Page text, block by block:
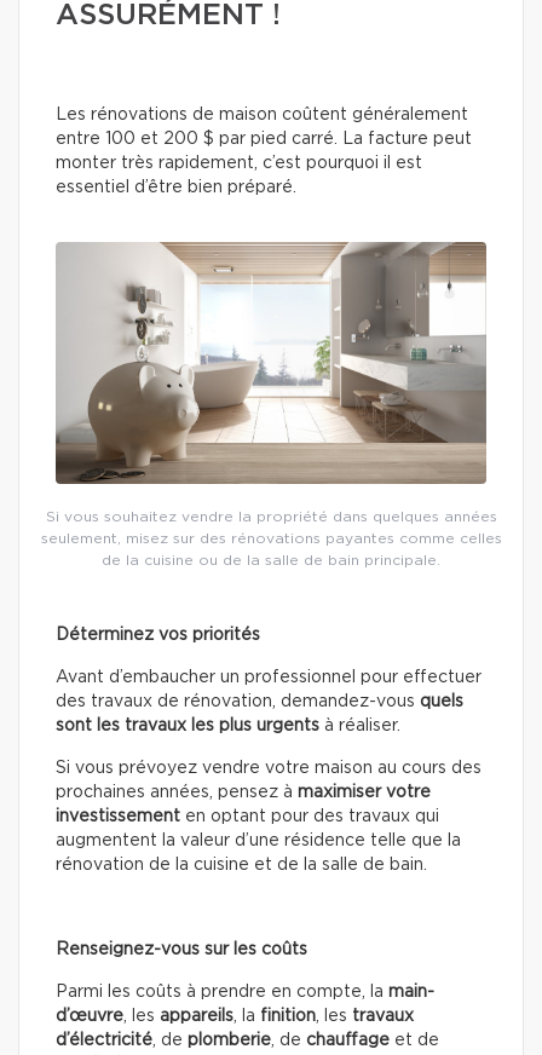
ASSURÉMENT !
Les rénovations de maison coûtent généralement
entre 100 et 200 $ par pied carré. La facture peut
monter très rapidement, c’est pourquoi il est
essentiel d’être bien préparé.
Si vous souhaitez vendre la propriété dans quelques années
seulement, misez sur des rénovations payantes comme celles
de la cuisine ou de la salle de bain principale.
Déterminez vos priorités
Avant d’embaucher un professionnel pour effectuer
des travaux de rénovation, demandez-vous quels
sont les travaux les plus urgents à réaliser.
Si vous prévoyez vendre votre maison au cours des
prochaines années, pensez à maximiser votre
investissement en optant pour des travaux qui
augmentent la valeur d’une résidence telle que la
rénovation de la cuisine et de la salle de bain.
Renseignez-vous sur les coûts
Parmi les coûts à prendre en compte, la main-
d’œuvre, les appareils, la finition, les travaux
d’électricité, de plomberie, de chauffage et de